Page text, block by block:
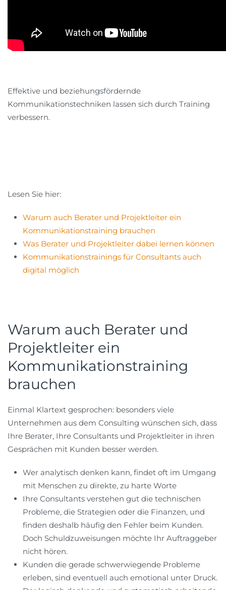
Effektive und beziehungsfördernde
Kommunikationstechniken lassen sich durch Training
verbessern.
Lesen Sie hier:
Warum auch Berater und Projektleiter ein
Kommunikationstraining brauchen
Was Berater und Projektleiter dabei lernen können
Kommunikationstrainings für Consultants auch
digital möglich
Warum auch Berater und
Projektleiter ein
Kommunikationstraining
brauchen
Einmal Klartext gesprochen: besonders viele
Unternehmen aus dem Consulting wünschen sich, dass
Ihre Berater, Ihre Consultants und Projektleiter in ihren
Gesprächen mit Kunden besser werden.
Wer analytisch denken kann, findet oft im Umgang
mit Menschen zu direkte, zu harte Worte
Ihre Consultants verstehen gut die technischen
Probleme, die Strategien oder die Finanzen, und
finden deshalb häufig den Fehler beim Kunden.
Doch Schuldzuweisungen möchte Ihr Auftraggeber
nicht hören.
Kunden die gerade schwerwiegende Probleme
erleben, sind eventuell auch emotional unter Druck.